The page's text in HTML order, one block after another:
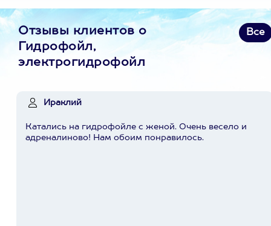
Отзывы клиентов о
Гидрофойл,
электрогидрофойл
Все
Ираклий
Катались на гидрофойле с женой. Очень весело и
адреналиново! Нам обоим понравилось.